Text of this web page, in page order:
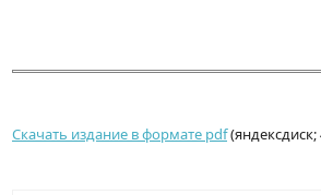
Скачать издание в формате pdf